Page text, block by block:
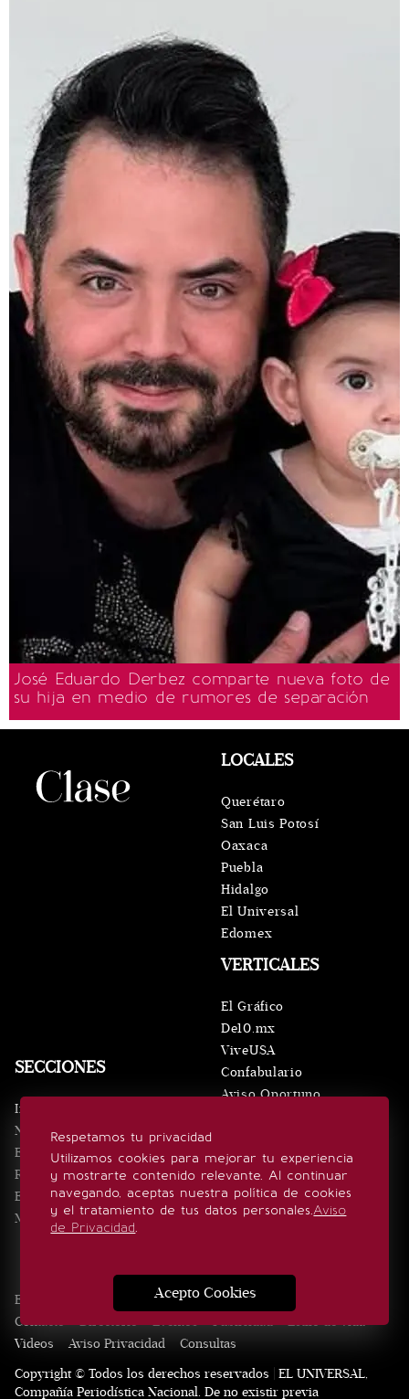
José Eduardo Derbez comparte nueva foto de
su hija en medio de rumores de separación
Respetamos tu privacidad
Utilizamos cookies para mejorar tu experiencia
y mostrarte contenido relevante. Al continuar
navegando, aceptas nuestra política de cookies
y el tratamiento de tus datos personales.Aviso
de Privacidad.
Acepto Cookies
SECCIONES
Inicio
Noticias
Eventos
Realeza
Estilo de vida
Minuto x Minuto
VERTICALES
El Gráfico
De10.mx
ViveUSA
Confabulario
Aviso Oportuno
LOCALES
Querétaro
San Luis Potosí
Oaxaca
Puebla
Hidalgo
El Universal
Edomex
SÍGUENOS
Edición Impresa Noticias Quiénes somos
Contacto
Directorio Eventos Publicidad
Estilo de vida
Videos
Aviso Privacidad
Consultas
Copyright © Todos los derechos reservados | EL UNIVERSAL,
Compañía Periodística Nacional. De no existir previa